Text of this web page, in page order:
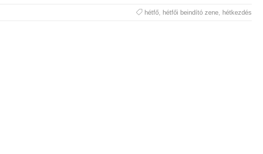
hétfő, hétfői beindító zene, hétkezdés